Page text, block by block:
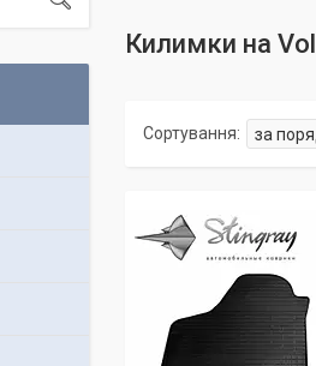
Килимки на